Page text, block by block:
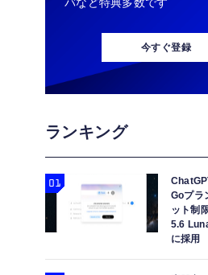
今すぐ登録
ランキング
Goプラ
ット制
5.6
に採用